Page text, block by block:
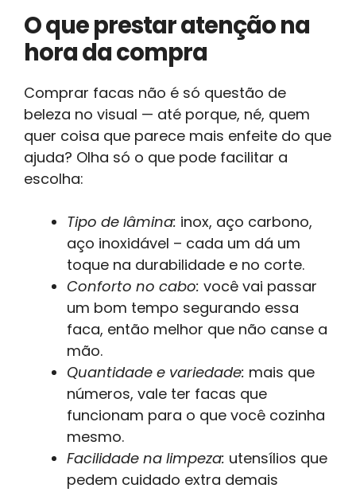
O que prestar atenção na
hora da compra
Comprar facas não é só questão de
beleza no visual — até porque, né, quem
quer coisa que parece mais enfeite do que
ajuda? Olha só o que pode facilitar a
escolha:
Tipo de lâmina: inox, aço carbono,
aço inoxidável – cada um dá um
toque na durabilidade e no corte.
Conforto no cabo: você vai passar
um bom tempo segurando essa
faca, então melhor que não canse a
mão.
Quantidade e variedade: mais que
números, vale ter facas que
funcionam para o que você cozinha
mesmo.
Facilidade na limpeza: utensílios que
pedem cuidado extra demais